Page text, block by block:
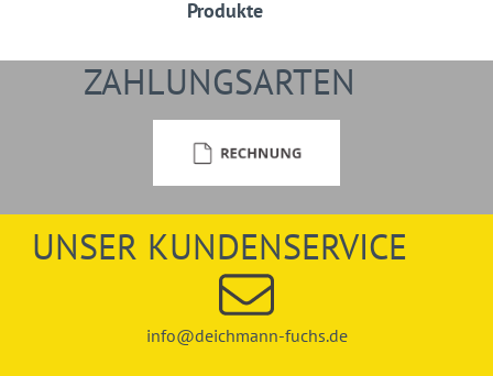
Produkte
ZAHLUNGSARTEN
UNSER KUNDENSERVICE
info@deichmann-fuchs.de